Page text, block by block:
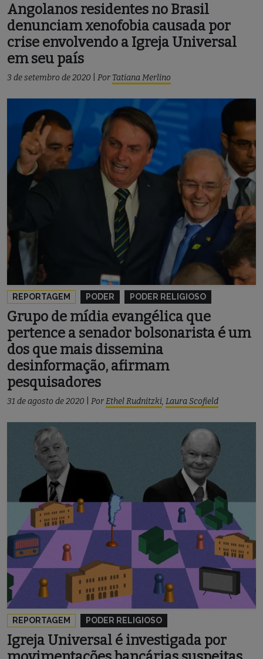
Angolanos residentes no Brasil
denunciam xenofobia causada por
crise envolvendo a Igreja Universal
em seu país
3 de setembro de 2020 Por Tatiana Merlino
REPORTAGEM PODER PODER RELIGIOSO
Grupo de mídia evangélica que
pertence a senador bolsonarista é um
dos que mais dissemina
desinformação, afirmam
pesquisadores
31 de agosto de 2020 PorEthel Rudnitzki, Laura Scofield
REPORTAGEM PODER RELIGIOSO
Igreja Universal é investigada por